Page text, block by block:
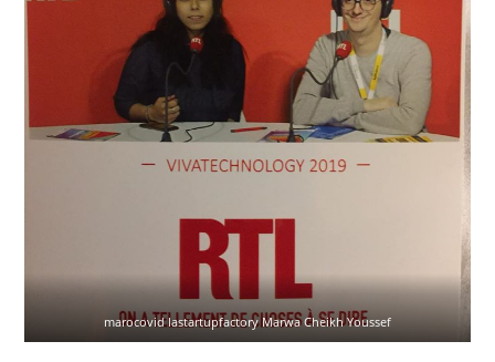
marocovid lastartupfactory Marwa Cheikh Youssef